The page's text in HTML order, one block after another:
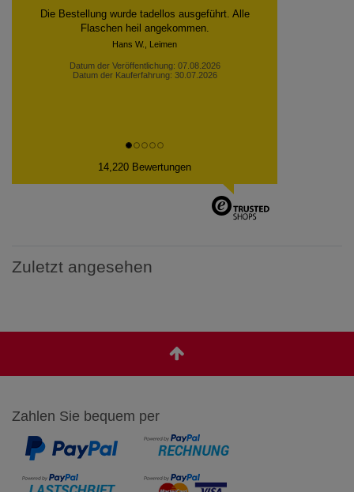
Die Bestellung wurde tadellos ausgeführt. Alle
Flaschen heil angekommen.
Hans W., Leimen
Datum der Veröffentlichung: 07.08.2026
Datum der Kauferfahrung: 30.07.2026
14,220 Bewertungen
Zuletzt angesehen
Zahlen Sie bequem per